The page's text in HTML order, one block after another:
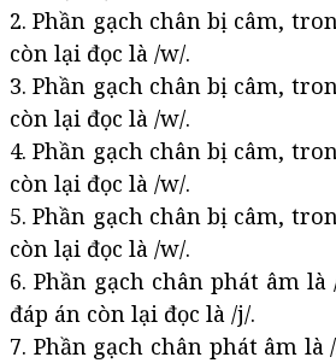
2. Phần gạch chân bị câm,
còn lại đọc là /w/.
3. Phần gạch chân bị câm,
còn lại đọc là /w/.
4. Phần gạch chân bị câm,
còn lại đọc là /w/.
5. Phần gạch chân bị câm,
còn lại đọc là /w/.
6. Phần gạch chân phát âm
đáp án còn lại đọc là /j/.
7. Phần gạch chân phát âm